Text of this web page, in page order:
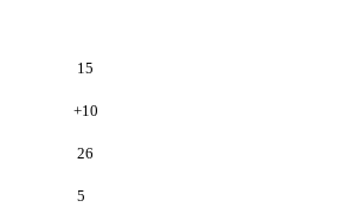
15
+10
26
5